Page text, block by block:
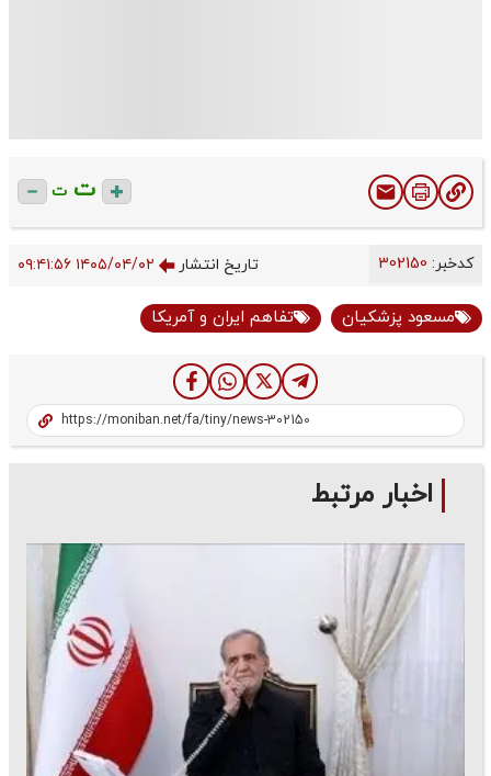
ت ت
کدخبر: تاریخ انتشار ۱۴۰۵/۰۴/۰۲ ۰۹:۴۱:۵۶
مسعود پزشکیان تفاهم‌ ایران و آمریکا
اخبار مرتبط